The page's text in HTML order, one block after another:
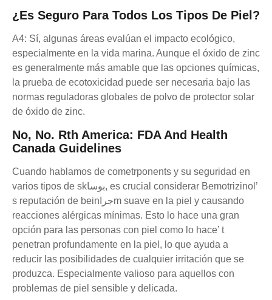
¿Es Seguro Para Todos Los Tipos De Piel?
A4: Sí, algunas áreas evalúan el impacto ecológico,
especialmente en la vida marina. Aunque el óxido de zinc
es generalmente más amable que las opciones químicas,
la prueba de ecotoxicidad puede ser necesaria bajo las
normas reguladoras globales de polvo de protector solar
de óxido de zinc.
No, No. Rth America: FDA And Health
Canada Guidelines
Cuando hablamos de cometrponents y su seguridad en
varios tipos de skبوسا, es crucial considerar Bemotrizinol’
s reputación de beinجراm suave en la piel y causando
reacciones alérgicas mínimas. Esto lo hace una gran
opción para las personas con piel como lo hace’ t
penetran profundamente en la piel, lo que ayuda a
reducir las posibilidades de cualquier irritación que se
produzca. Especialmente valioso para aquellos con
problemas de piel sensible y delicada.